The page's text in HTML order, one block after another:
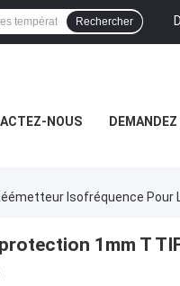
Rechercher
NOUS
Isofréquence Pour
1mm T